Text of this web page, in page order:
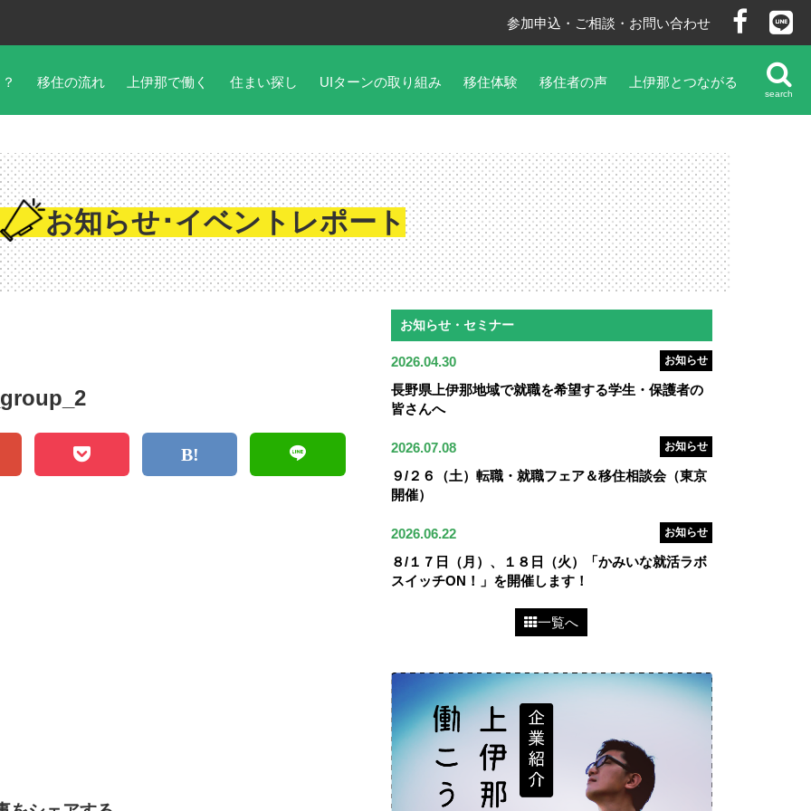
参加申込・ご相談・お問い合わせ
移住の流れ 上伊那で働く 住まい探し UIターンの取り組み 移住体験 移住者の声 上伊那とつながる
search
お知らせ･イベントレポート
お知らせ・セミナー
2026.04.30 お知らせ
長野県上伊那地域で就職を希望する学生・保護者の
皆さんへ
2026.07.08 お知らせ
９/２６（土）転職・就職フェア＆移住相談会（東京
開催）
2026.06.22 お知らせ
８/１７日（月）、１８日（火）「かみいな就活ラボ
スイッチON！」を開催します！
一覧へ